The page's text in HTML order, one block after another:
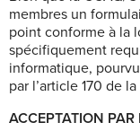
membres un
point conforme à la
spécifiquement
informatique,
par l’article 170 de
ACCEPTATION